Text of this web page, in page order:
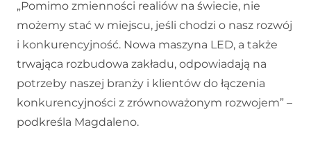
„Pomimo zmienności realiów na świecie, nie
możemy stać w miejscu, jeśli chodzi o nasz rozwój
i konkurencyjność. Nowa maszyna LED, a także
trwająca rozbudowa zakładu, odpowiadają na
potrzeby naszej branży i klientów do łączenia
konkurencyjności z zrównoważonym rozwojem” –
podkreśla Magdaleno.